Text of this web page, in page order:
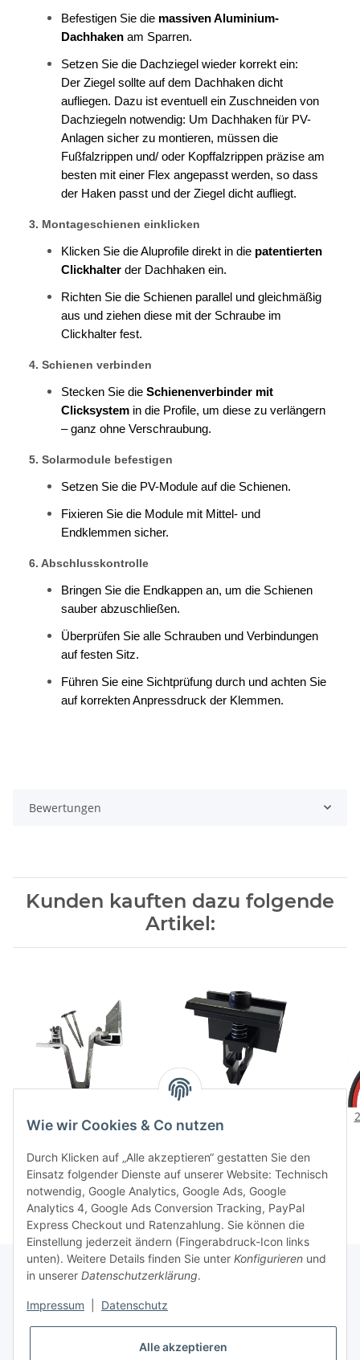
Befestigen Sie die massiven Aluminium-
Dachhaken am Sparren.
Setzen Sie die Dachziegel wieder korrekt ein:
Der Ziegel sollte auf dem Dachhaken dicht
aufliegen. Dazu ist eventuell ein Zuschneiden von
Dachziegeln notwendig: Um Dachhaken für PV-
Anlagen sicher zu montieren, müssen die
Fußfalzrippen und/ oder Kopffalzrippen präzise am
besten mit einer Flex angepasst werden, so dass
der Haken passt und der Ziegel dicht aufliegt.
3. Montageschienen einklicken
Klicken Sie die Aluprofile direkt in die patentierten
Clickhalter der Dachhaken ein.
Richten Sie die Schienen parallel und gleichmäßig
aus und ziehen diese mit der Schraube im
Clickhalter fest.
4. Schienen verbinden
Stecken Sie die Schienenverbinder mit
Clicksystem in die Profile, um diese zu verlängern
– ganz ohne Verschraubung.
5. Solarmodule befestigen
Setzen Sie die PV-Module auf die Schienen.
Fixieren Sie die Module mit Mittel- und
Endklemmen sicher.
6. Abschlusskontrolle
Bringen Sie die Endkappen an, um die Schienen
sauber abzuschließen.
Überprüfen Sie alle Schrauben und Verbindungen
auf festen Sitz.
Führen Sie eine Sichtprüfung durch und achten Sie
auf korrekten Anpressdruck der Klemmen.
Bewertungen
Kunden kauften dazu folgende
Artikel:
S2 Dachhaken aus
massivem Aluminium -
Clicksystem
6,90 €
Alu-Profil 30 mm
1,70 €
Informationen
Gesetzliche Informationen
Wie wir Cookies & Co nutzen
Durch Klicken auf „Alle akzeptieren“ gestatten Sie den
Einsatz folgender Dienste auf unserer Website: Technisch
notwendig, Google Analytics, Google Ads, Google
Analytics 4, Google Ads Conversion Tracking, PayPal
Express Checkout und Ratenzahlung. Sie können die
Einstellung jederzeit ändern (Fingerabdruck-Icon links
unten). Weitere Details finden Sie unter Konfigurieren und
in unserer Datenschutzerklärung.
Impressum Datenschutz
Alle akzeptieren